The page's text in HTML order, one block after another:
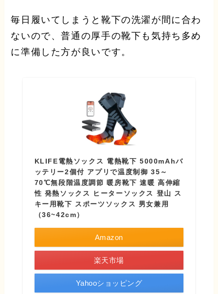
毎日履いてしまうと靴下の洗濯が間に合わ
ないので、普通の厚手の靴下も気持ち多め
に準備した方が良いです。
KLIFE電熱ソックス 電熱靴下 5000mAhバ
ッテリー2個付 アプリで温度制御 35～
70℃無段階温度調節 暖房靴下 速暖 高伸縮
性 発熱ソックス ヒーターソックス 登山 ス
キー用靴下 スポーツソックス 男女兼用
（36~42cm）
Amazon
楽天市場
Yahooショッピング